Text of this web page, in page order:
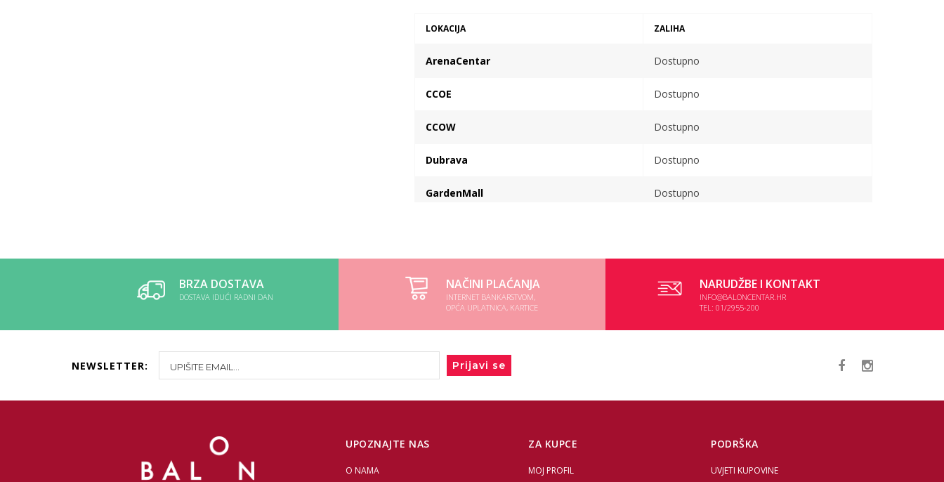
LOKACIJA ZALIHA
ArenaCentar Dostupno
CCOE Dostupno
CCOW Dostupno
Dubrava Dostupno
GardenMall Dostupno
BRZA DOSTAVA
DOSTAVA IDUĆI RADNI DAN
NAČINI PLAĆANJA
INTERNET BANKARSTVOM,
OPĆA UPLATNICA, KARTICE
NARUDŽBE I KONTAKT
INFO@BALONCENTAR.HR
TEL: 01/2955-200
NEWSLETTER: Prijavi se
UPOZNAJTE NAS
O NAMA
ZA KUPCE
MOJ PROFIL
PODRŠKA
UVJETI KUPOVINE